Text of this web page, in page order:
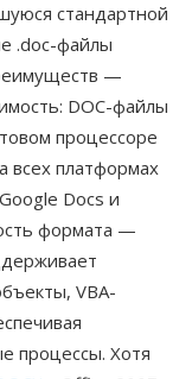
стандартной
.doc-файлы
—
DOC-файлы
процессоре
всех платформах
Docs и
формата —
VBA-
процессы. Хотя